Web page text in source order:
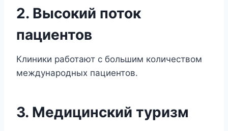
2. Высокий поток
пациентов
Клиники работают с большим количеством
международных пациентов.
3. Медицинский туризм